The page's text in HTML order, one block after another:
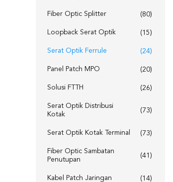
Fiber Optic Splitter (80)
Loopback Serat Optik (15)
Serat Optik Ferrule (24)
Panel Patch MPO (20)
Solusi FTTH (26)
Serat Optik Distribusi
Kotak
(73)
Serat Optik Kotak Terminal (73)
Fiber Optic Sambatan
Penutupan
(41)
Kabel Patch Jaringan (14)